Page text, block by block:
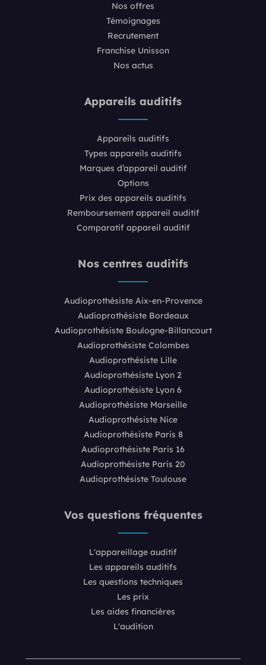
Nos offres
Témoignages
Recrutement
Franchise Unisson
Nos actus
Appareils auditifs
Appareils auditifs
Types appareils auditifs
Marques d’appareil auditif
Options
Prix des appareils auditifs
Remboursement appareil auditif
Comparatif appareil auditif
Nos centres auditifs
Audioprothésiste Aix-en-Provence
Audioprothésiste Bordeaux
Audioprothésiste Boulogne-Billancourt
Audioprothésiste Colombes
Audioprothésiste Lille
Audioprothésiste Lyon 2
Audioprothésiste Lyon 6
Audioprothésiste Marseille
Audioprothésiste Nice
Audioprothésiste Paris 8
Audioprothésiste Paris 16
Audioprothésiste Paris 20
Audioprothésiste Toulouse
Vos questions fréquentes
L'appareillage auditif
Les appareils auditifs
Les questions techniques
Les prix
Les aides financières
L'audition